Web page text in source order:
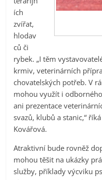
ích
zvířat,
hlodav
ců či
rybek. „I těm
krmiv, veterinárních
chovatelských potřeb. V
mohou využít i
ani prezentace
svazů, klubů a stanic,“
Kovářová.
Atraktivní bude rovněž
mohou těšit na ukázky
služby, příklady výcviku